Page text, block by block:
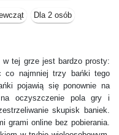
Dla 2 osób
w tej grze jest bardzo prosty:
co najmniej trzy bańki tego
pojawią się ponownie na
oczyszczenie pola gry i
skupisk baniek.
grami online bez pobierania.